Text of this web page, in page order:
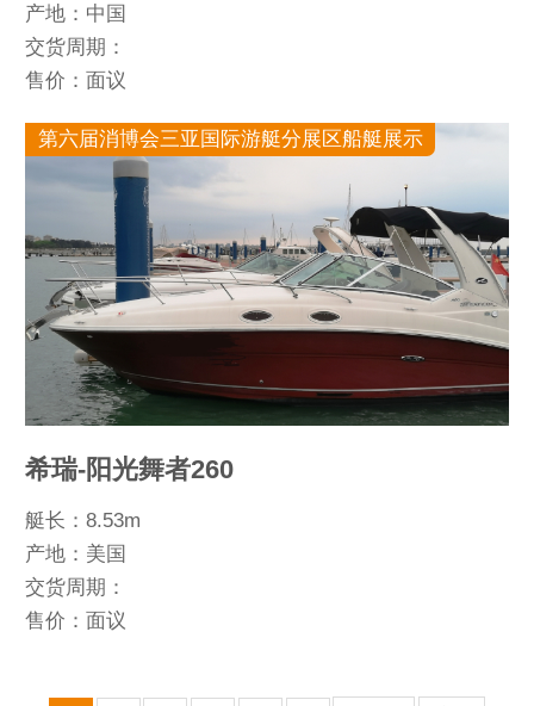
产地：中国
交货周期：
售价：面议
第六届消博会三亚国际游艇分展区船艇展示
希瑞-阳光舞者260
艇长：8.53m
产地：美国
交货周期：
售价：面议